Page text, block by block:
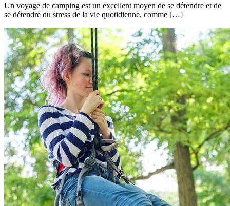
Un voyage de camping est un excellent moyen de se détendre et de
se détendre du stress de la vie quotidienne, comme […]